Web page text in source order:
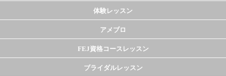
体験レッスン
アメブロ
FEJ資格コースレッスン
ブライダルレッスン